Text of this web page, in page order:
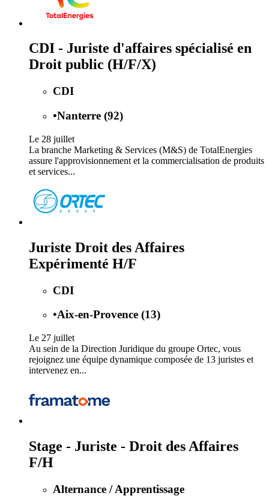
CDI - Juriste d'affaires spécialisé en
Droit public (H/F/X)
CDI
•Nanterre (92)
Le 28 juillet
La branche Marketing & Services (M&S) de TotalEnergies
assure l'approvisionnement et la commercialisation de produits
et services...
Juriste Droit des Affaires
Expérimenté H/F
CDI
•Aix-en-Provence (13)
Le 27 juillet
Au sein de la Direction Juridique du groupe Ortec, vous
rejoignez une équipe dynamique composée de 13 juristes et
intervenez en...
Stage - Juriste - Droit des Affaires
F/H
Alternance / Apprentissage